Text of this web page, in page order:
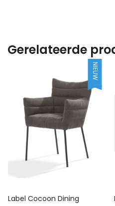
Gerelateerde
NIEUW
Label Cocoon Dining